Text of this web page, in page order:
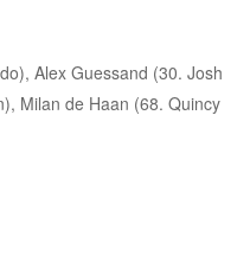
Alex Guessand (30. Josh
Milan de Haan (68. Quincy